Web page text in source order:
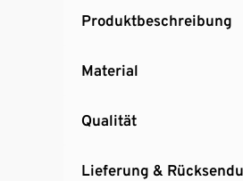
Produktbeschreibung
Material
Qualität
Lieferung &